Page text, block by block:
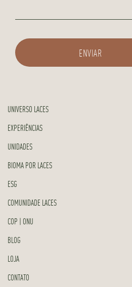
UNIVERSO LACES
EXPERIÊNCIAS
UNIDADES
BIOMA POR LACES
ESG
COMUNIDADE LACES
COP | ONU
BLOG
LOJA
CONTATO